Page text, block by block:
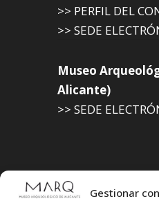
Gestionar
>> PERFIL DEL
>> SEDE
Museo
Alicante)
>> SEDE